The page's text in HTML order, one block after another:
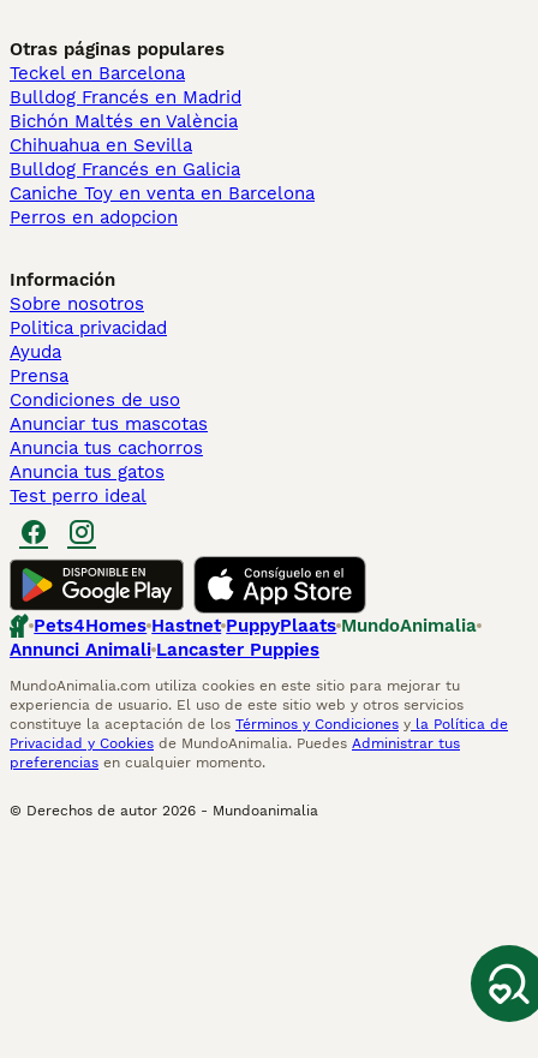
Otras páginas populares
Teckel en Barcelona
Bulldog Francés en Madrid
Bichón Maltés en València
Chihuahua en Sevilla
Bulldog Francés en Galicia
Caniche Toy en venta en Barcelona
Perros en adopcion
Información
Sobre nosotros
Politica privacidad
Ayuda
Prensa
Condiciones de uso
Anunciar tus mascotas
Anuncia tus cachorros
Anuncia tus gatos
Test perro ideal
Pets4Homes Hastnet PuppyPlaats MundoAnimalia
Annunci Animali Lancaster Puppies
MundoAnimalia.com utiliza cookies en este sitio para mejorar tu
experiencia de usuario. El uso de este sitio web y otros servicios
constituye la aceptación de los Términos y Condiciones y la Política de
Privacidad y Cookies de MundoAnimalia. Puedes Administrar tus
preferencias en cualquier momento.
© Derechos de autor 2026 - Mundoanimalia